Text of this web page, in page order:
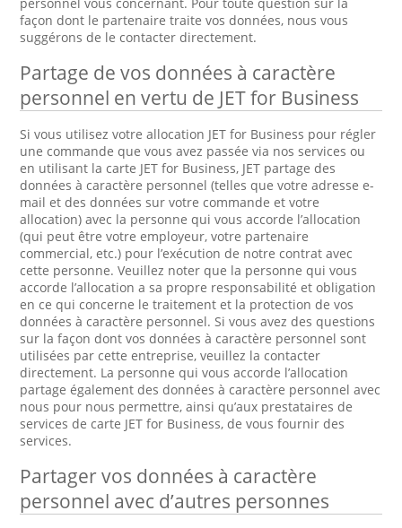
façon dont le partenaire traite vos données, nous vous
suggérons de le contacter directement.
Partage de vos données à caractère
personnel en vertu de JET for Business
Si vous utilisez votre allocation JET for Business pour régler
une commande que vous avez passée via nos services ou
en utilisant la carte JET for Business, JET partage des
données à caractère personnel (telles que votre adresse e-
mail et des données sur votre commande et votre
allocation) avec la personne qui vous accorde l’allocation
(qui peut être votre employeur, votre partenaire
commercial, etc.) pour l’exécution de notre contrat avec
cette personne. Veuillez noter que la personne qui vous
accorde l’allocation a sa propre responsabilité et obligation
en ce qui concerne le traitement et la protection de vos
données à caractère personnel. Si vous avez des questions
sur la façon dont vos données à caractère personnel sont
utilisées par cette entreprise, veuillez la contacter
directement. La personne qui vous accorde l’allocation
partage également des données à caractère personnel avec
nous pour nous permettre, ainsi qu’aux prestataires de
services de carte JET for Business, de vous fournir des
services.
Partager vos données à caractère
personnel avec d’autres personnes